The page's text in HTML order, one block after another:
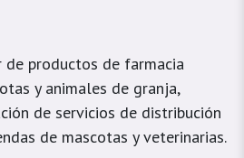
de productos de farmacia
y animales de granja,
de servicios de distribución
de mascotas y veterinarias.